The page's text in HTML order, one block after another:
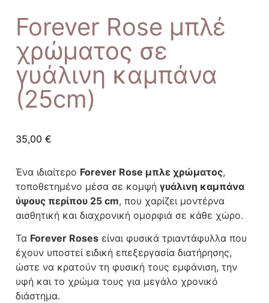
Forever Rose μπλέ
χρώματος σε
γυάλινη καμπάνα
(25cm)
35,00 €
Ένα ιδιαίτερο Forever Rose μπλε χρώματος,
τοποθετημένο μέσα σε κομψή γυάλινη καμπάνα
ύψους περίπου 25 cm, που χαρίζει μοντέρνα
αισθητική και διαχρονική ομορφιά σε κάθε χώρο.
Τα Forever Roses είναι φυσικά τριαντάφυλλα που
έχουν υποστεί ειδική επεξεργασία διατήρησης,
ώστε να κρατούν τη φυσική τους εμφάνιση, την
υφή και το χρώμα τους για μεγάλο χρονικό
διάστημα.